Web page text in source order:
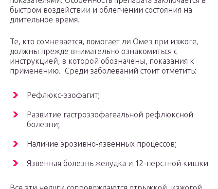
быстром воздействии и облегчении состояния на
длительное время.
Те, кто сомневается, помогает ли Омез при изжоге,
должны прежде внимательно ознакомиться с
инструкцией, в которой обозначены, показания к
применению. Среди заболеваний стоит отметить:
Рефлюкс-эзофагит;
Развитие гастроэзофагеальной рефлюксной
болезни;
Наличие эрозивно-язвенных процессов;
Язвенная болезнь желудка и 12-перстной кишки